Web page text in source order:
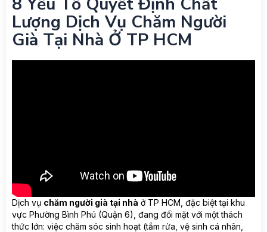
Lượng Dịch Vụ Chăm Người
Già Tại Nhà Ở TP HCM
Dịch vụ chăm người già tại nhà ở TP HCM, đặc biệt tại khu
vực Phường Bình Phú (Quận 6), đang đối mặt với một thách
thức lớn: việc chăm sóc sinh hoạt (tắm rửa, vệ sinh cá nhân,